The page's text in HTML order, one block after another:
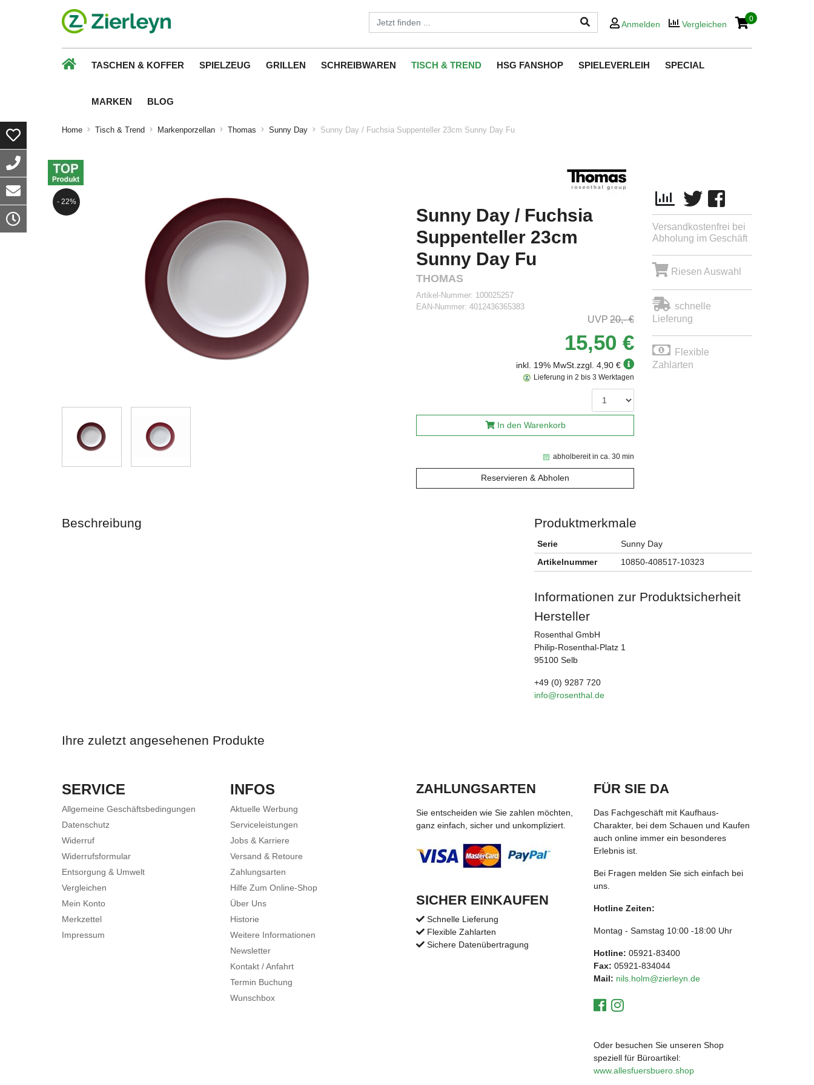
Anmelden Vergleichen
0
TASCHEN & KOFFER SPIELZEUG GRILLEN SCHREIBWAREN TISCH & TREND HSG FANSHOP SPIELEVERLEIH SPECIAL
MARKEN BLOG
Home Tisch & Trend Markenporzellan Thomas Sunny Day Sunny Day / Fuchsia Suppenteller 23cm Sunny Day Fu
- 22%
Sunny Day / Fuchsia
Suppenteller 23cm
Sunny Day Fu
THOMAS
Artikel-Nummer: 100025257
EAN-Nummer: 4012436365383
20,- €
15,50 €
inkl. 19% MwSt. zzgl. 4,90 €
abholbereit in ca. 30 min
Reservieren & Abholen
Lieferung in 2 bis 3 Werktagen
In den Warenkorb
Versandkostenfrei bei
Abholung im Geschäft
Riesen Auswahl
schnelle
Lieferung
Flexible
Zahlarten
Beschreibung Produktmerkmale
Serie
Sunny Day
Artikelnummer
10850-408517-10323
Informationen zur Produktsicherheit
Hersteller
Rosenthal GmbH
Philip-Rosenthal-Platz 1
95100 Selb
+49 (0) 9287 720
info@rosenthal.de
Ihre zuletzt angesehenen Produkte
SERVICE
Allgemeine Geschäftsbedingungen
Datenschutz
Widerruf
Widerrufsformular
Entsorgung & Umwelt
Vergleichen
Mein Konto
Merkzettel
Impressum
INFOS
Aktuelle Werbung
Serviceleistungen
Jobs & Karriere
Versand & Retoure
Zahlungsarten
Hilfe Zum Online-Shop
Über Uns
Historie
Weitere Informationen
Newsletter
Kontakt / Anfahrt
Termin Buchung
Wunschbox
ZAHLUNGSARTEN
Sie entscheiden wie Sie zahlen möchten,
ganz einfach, sicher und unkompliziert.
SICHER EINKAUFEN
Schnelle Lieferung
Flexible Zahlarten
Sichere Datenübertragung
FÜR SIE DA
Das Fachgeschäft mit Kaufhaus-
Charakter, bei dem Schauen und Kaufen
auch online immer ein besonderes
Erlebnis ist.
Bei Fragen melden Sie sich einfach bei
uns.
Hotline Zeiten:
Montag - Samstag 10:00 -18:00 Uhr
Hotline: 05921-83400
Fax: 05921-834044
Mail: nils.holm@zierleyn.de
Oder besuchen Sie unseren Shop
speziell für Büroartikel:
www.allesfuersbuero.shop